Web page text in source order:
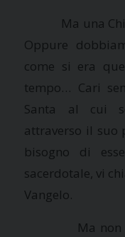
Ma una
Oppure
come si era
tempo… Cari
Santa
al cui
attraverso il suo
bisogno di
sacerdotale, vi
Vangelo.
Ma non